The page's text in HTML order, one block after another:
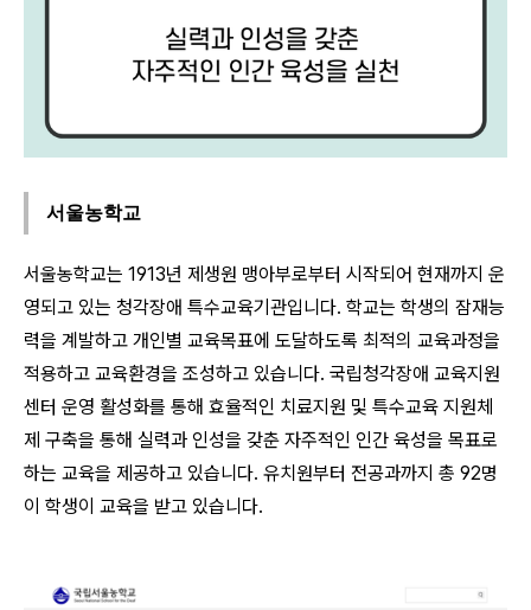
서울농학교
서울농학교는 1913년 제생원 맹아부로부터 시작되어 현재까지 운
영되고 있는 청각장애 특수교육기관입니다. 학교는 학생의 잠재능
력을 계발하고 개인별 교육목표에 도달하도록 최적의 교육과정을
적용하고 교육환경을 조성하고 있습니다. 국립청각장애 교육지원
센터 운영 활성화를 통해 효율적인 치료지원 및 특수교육 지원체
제 구축을 통해 실력과 인성을 갖춘 자주적인 인간 육성을 목표로
하는 교육을 제공하고 있습니다. 유치원부터 전공과까지 총 92명
이 학생이 교육을 받고 있습니다.